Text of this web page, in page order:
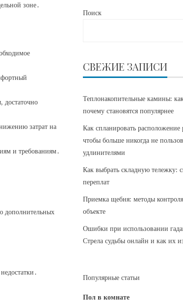
зоне․
достаточно
затрат на
и требованиям․
дополнительных
Поиск
СВЕЖИЕ ЗАПИСИ
Теплонакопительные камины:
почему становятся популярнее
Как спланировать расположение
чтобы больше никогда не
удлинителями
Как выбрать складную тележку:
переплат
Приемка щебня: методы контроля
объекте
Ошибки при использовании
Стрела судьбы онлайн и как их
Популярные статьи
Пол в комнате